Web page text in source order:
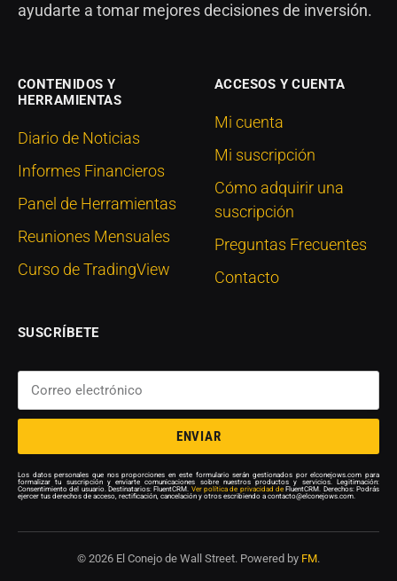
ayudarte a tomar mejores decisiones de inversión.
CONTENIDOS Y
HERRAMIENTAS
Diario de Noticias
Informes Financieros
Panel de Herramientas
Reuniones Mensuales
Curso de TradingView
ACCESOS Y CUENTA
Mi cuenta
Mi suscripción
Cómo adquirir una
suscripción
Preguntas Frecuentes
Contacto
SUSCRÍBETE
ENVIAR
Los datos personales que nos proporciones en este formulario serán gestionados por elconejows.com para
formalizar tu suscripción y enviarte comunicaciones sobre nuestros productos y servicios. Legitimación:
Consentimiento del usuario. Destinatarios: FluentCRM. Ver política de privacidad de FluentCRM. Derechos: Podrás
ejercer tus derechos de acceso, rectificación, cancelación y otros escribiendo a contacto@elconejows.com.
© 2026 El Conejo de Wall Street. Powered by FM.